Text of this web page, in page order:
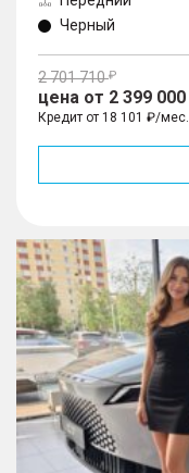
Черный
2 701 710
цена от 2 399 000
Кредит от 18 101 ₽/мес.
C7